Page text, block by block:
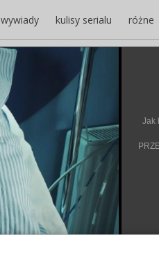
różne
kulisy serialu
wywiady
Jak